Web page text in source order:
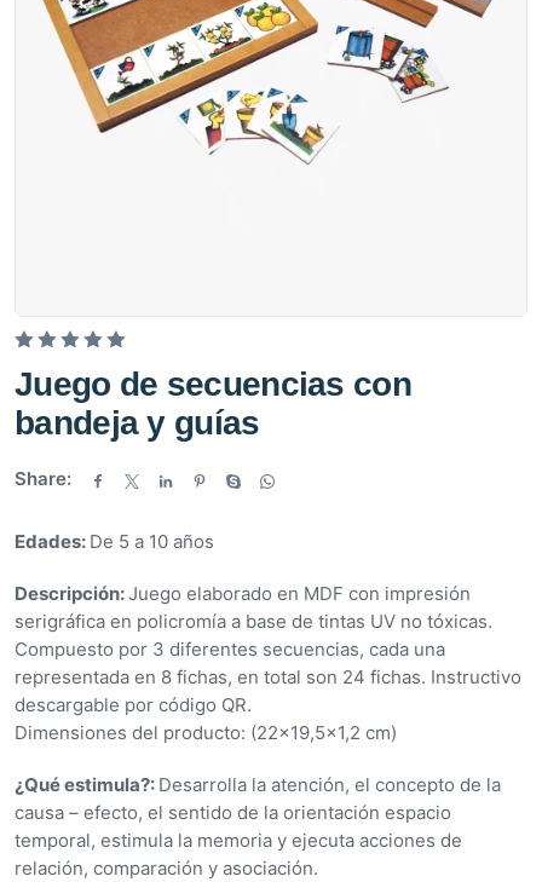
V
a
l
r
d
e
n
0
d
e
5
Juego de secuencias con
bandeja y guías
Share:
Edades: De 5 a 10 años
Descripción:Juego elaborado en MDF con impresión
serigráfica en policromía a base de tintas UV no tóxicas.
Compuesto por 3 diferentes secuencias, cada una
representada en 8 fichas, en total son 24 fichas. Instructivo
descargable por código QR.
Dimensiones del producto: (22×19,5×1,2 cm)
¿Qué estimula?: Desarrolla la atención, el concepto de la
causa – efecto, el sentido de la orientación espacio
temporal, estimula la memoria y ejecuta acciones de
relación, comparación y asociación.